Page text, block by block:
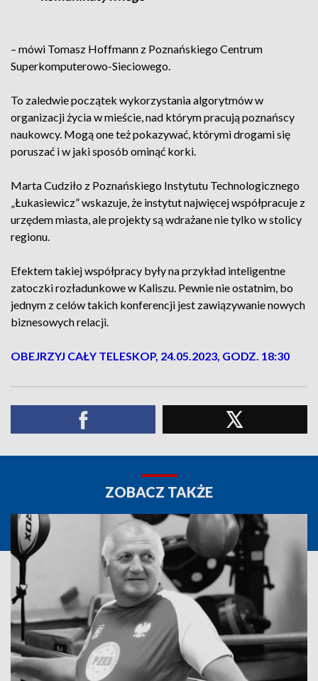
– mówi Tomasz Hoffmann z Poznańskiego Centrum
Superkomputerowo-Sieciowego.
To zaledwie początek wykorzystania algorytmów w
organizacji życia w mieście, nad którym pracują poznańscy
naukowcy. Mogą one też pokazywać, którymi drogami się
poruszać i w jaki sposób ominąć korki.
Marta Cudziło z Poznańskiego Instytutu Technologicznego
„Łukasiewicz” wskazuje, że instytut najwięcej współpracuje z
urzędem miasta, ale projekty są wdrażane nie tylko w stolicy
regionu.
Efektem takiej współpracy były na przykład inteligentne
zatoczki rozładunkowe w Kaliszu. Pewnie nie ostatnim, bo
jednym z celów takich konferencji jest zawiązywanie nowych
biznesowych relacji.
OBEJRZYJ CAŁY TELESKOP, 24.05.2023, GODZ. 18:30
ZOBACZ TAKŻE